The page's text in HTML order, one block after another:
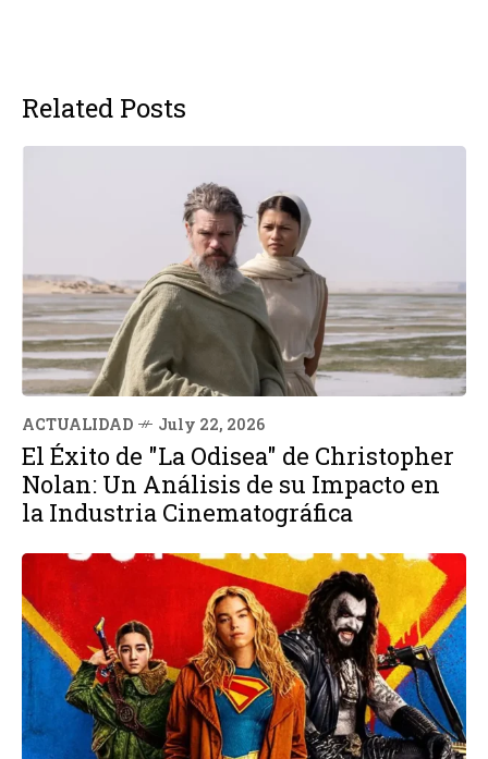
Related Posts
ACTUALIDAD July 22, 2026
El Éxito de "La Odisea" de Christopher
Nolan: Un Análisis de su Impacto en
la Industria Cinematográfica